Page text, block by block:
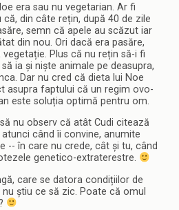
era sau nu vegetarian. Ar fi
din câte rețin, după 40 de zile
semn că apele au scăzut iar
din nou. Ori dacă era pasăre,
Plus că nu rețin să-i fi
ia și niște animale pe deasupra,
Dar nu cred că dieta lui Noe
asupra faptului că un regim ovo-
este soluția optimă pentru om.
nu observ că atât Cudi citează
când îi convine, anumite
-- în care nu crede, cât și tu, când
genetico-extraterestre.
care se datora condițiilor de
știu ce să zic. Poate că omul